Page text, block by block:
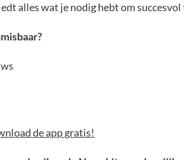
alles wat je nodig hebt om succesvol
de app gratis!